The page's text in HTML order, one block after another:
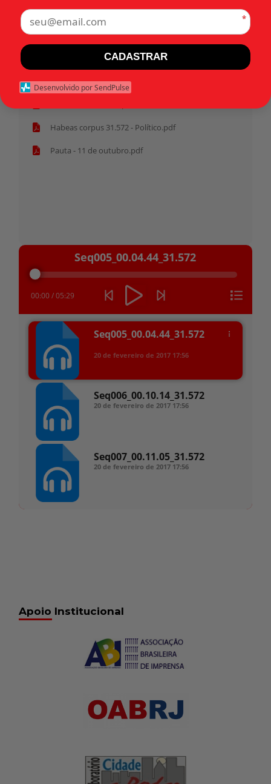
Tags:
Início
Habeas corpus 31.572 - Político.pdf
Pauta - 11 de outubro.pdf
Tocador
áudio
Seq005_00.04.44_31.572
00:00 /05:29
Seq005_00.04.44_31.572
20 de fevereiro de 2017 17:56
Seq006_00.10.14_31.572
20 de fevereiro de 2017 17:56
Seq007_00.11.05_31.572
20 de fevereiro de 2017 17:56
Apoio Institucional
*
CADASTRAR
Desenvolvido por SendPulse